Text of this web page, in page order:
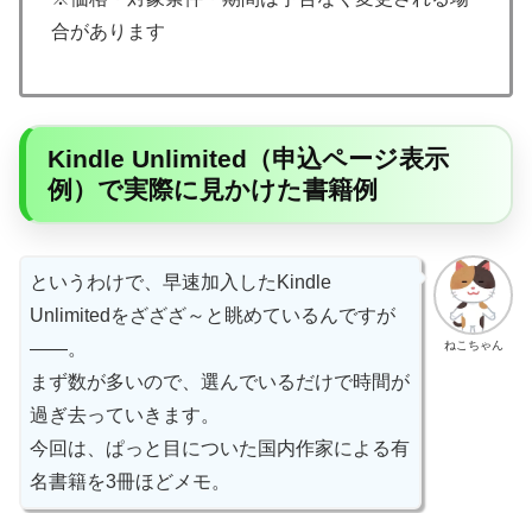
合があります
Kindle Unlimited（申込ページ表示
例）で実際に見かけた書籍例
ねこちゃん
というわけで、早速加入したKindle
Unlimitedをざざざ～と眺めているんですが
――。
まず数が多いので、選んでいるだけで時間が
過ぎ去っていきます。
今回は、ぱっと目についた国内作家による有
名書籍を3冊ほどメモ。